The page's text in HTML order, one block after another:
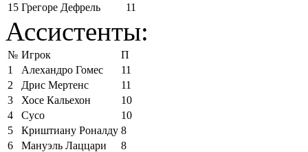
15 Грегоре Дефрель 11
Ассистенты:
№ Игрок
П
1
Алехандро Гомес
11
2
Дрис Мертенс
11
3
Хосе Кальехон
10
4
Сусо
10
5
Криштиану Роналду 8
6
Мануэль Лаццари
8